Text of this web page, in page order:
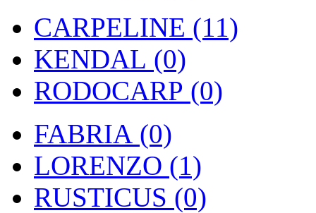
CARPELINE (11)
KENDAL (0)
RODOCARP (0)
FABRIA (0)
LORENZO (1)
RUSTICUS (0)